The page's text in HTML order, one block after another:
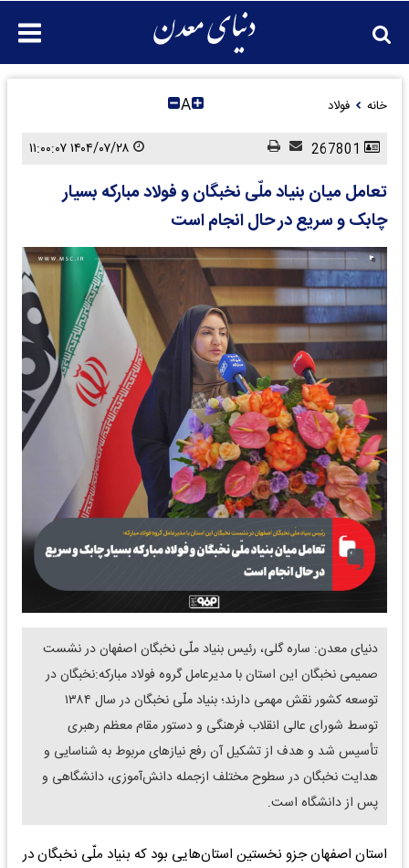
خانه فولاد A
تعامل میان بنیاد ملّی نخبگان و فولاد مبارکه بسیار
چابک و سریع در حال انجام است
دنیای معدن: ساره گلی، رئیس بنیاد ملّی نخبگان اصفهان در نشست
صمیمی نخبگان این استان با مدیرعامل گروه فولاد مبارکه:نخبگان در
توسعه کشور نقش مهمی دارند؛ بنیاد ملّی نخبگان در سال ۱۳۸۴
توسط شورای عالی انقلاب فرهنگی و دستور مقام معظم رهبری
تأسیس شد و هدف از تشکیل آن رفع نیازهای مربوط به شناسایی و
هدایت نخبگان در سطوح مختلف ازجمله دانش‌آموزی، دانشگاهی و
پس از دانشگاه است.
استان اصفهان جزو نخستین استان‌هایی بود که بنیاد ملّی نخبگان در